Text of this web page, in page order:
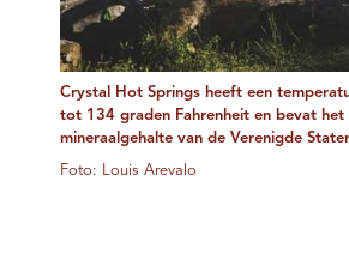
Crystal Hot Springs heeft een
tot 134 graden Fahrenheit en bevat het
mineraalgehalte van de Verenigde
Foto: Louis Arevalo